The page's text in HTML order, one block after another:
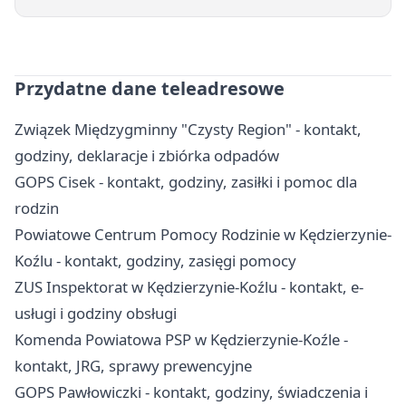
Przydatne dane teleadresowe
Związek Międzygminny "Czysty Region" - kontakt,
godziny, deklaracje i zbiórka odpadów
GOPS Cisek - kontakt, godziny, zasiłki i pomoc dla
rodzin
Powiatowe Centrum Pomocy Rodzinie w Kędzierzynie-
Koźlu - kontakt, godziny, zasięgi pomocy
ZUS Inspektorat w Kędzierzynie-Koźlu - kontakt, e-
usługi i godziny obsługi
Komenda Powiatowa PSP w Kędzierzynie-Koźle -
kontakt, JRG, sprawy prewencyjne
GOPS Pawłowiczki - kontakt, godziny, świadczenia i